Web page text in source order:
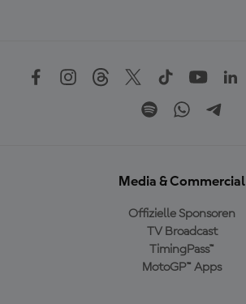
Media & Commercial
Offizielle Sponsoren
TV Broadcast
TimingPass™
MotoGP™ Apps